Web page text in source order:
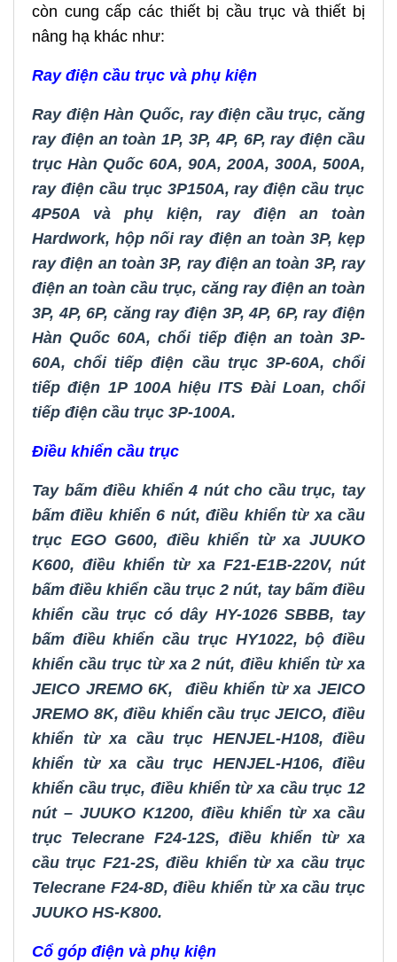
còn cung cấp các thiết bị cầu trục và thiết bị
nâng hạ khác như:
Ray điện cầu trục và phụ kiện
Ray điện Hàn Quốc, ray điện cầu trục, căng
ray điện an toàn 1P, 3P, 4P, 6P,ray điện cầu
trục Hàn Quốc 60A, 90A, 200A, 300A, 500A,
ray điện cầu trục 3P150A,ray điện cầu trục
4P50A và phụ kiện, ray điện an toàn
Hardwork,hộp nối ray điện an toàn 3P, kẹp
ray điện an toàn 3P, ray điện an toàn 3P,ray
điện an toàn cầu trục, căng ray điện an toàn
3P, 4P, 6P, căng ray điện 3P, 4P, 6P,ray điện
Hàn Quốc 60A, chổi tiếp điện an toàn 3P-
60A,chổi tiếp điện cầu trục 3P-60A,chổi
tiếp điện 1P 100A hiệu ITS Đài Loan, chổi
tiếp điện cầu trục 3P-100A.
Điều khiển cầu trục
Tay bấm điều khiển 4 nút cho cầu trục, tay
bấm điều khiển 6 nút,điều khiển từ xa cầu
trục EGO G600, điều khiển từ xa JUUKO
K600, điều khiển từ xa F21-E1B-220V, nút
bấm điều khiển cầu trục 2 nút, tay bấm điều
khiển cầu trục có dây HY-1026 SBBB, tay
bấm điều khiển cầu trục HY1022,bộđiều
khiển cầu trục từ xa 2 nút,điều khiển từ xa
JEICO JREMO 6K, điều khiển từ xa JEICO
JREMO 8K,điều khiển cầu trục JEICO, điều
khiển từ xa cầu trục HENJEL-H108, điều
khiển từ xa cầu trục HENJEL-H106, điều
khiển cầu trục,điều khiển từ xa cầu trục 12
nút – JUUKO K1200, điều khiển từ xa cầu
trục Telecrane F24-12S,điều khiển từ xa
cầu trục F21-2S, điều khiển từ xa cầu trục
Telecrane F24-8D,điều khiển từ xa cầu trục
JUUKO HS-K800.
Cổ góp điện và phụ kiện